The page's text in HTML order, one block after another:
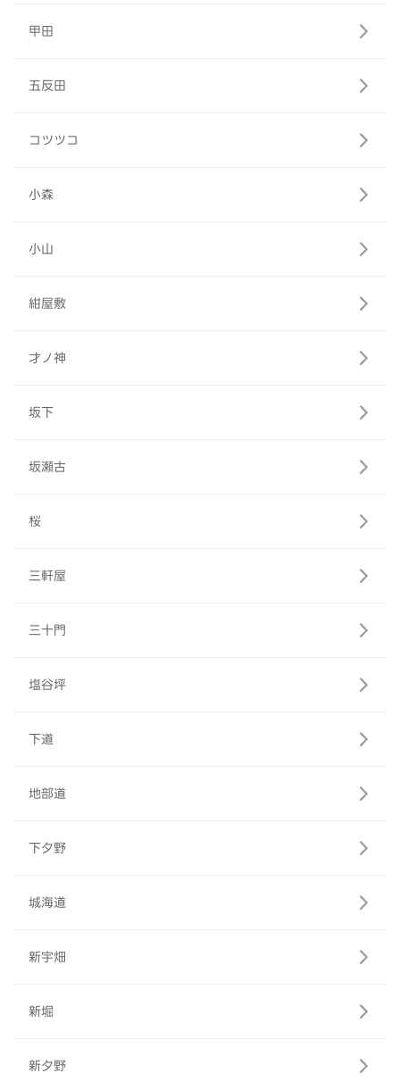
甲田
五反田
コツツコ
小森
小山
紺屋敷
才ノ神
坂下
坂瀬古
桜
三軒屋
三十門
塩谷坪
下道
地部道
下夕野
城海道
新宇畑
新堀
新夕野